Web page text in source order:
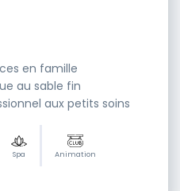
en famille
au sable fin
aux petits soins
Spa Animation